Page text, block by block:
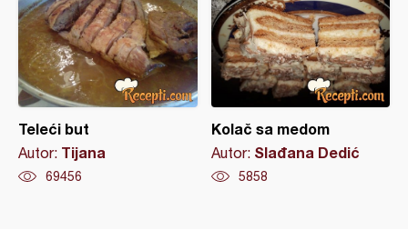
Teleći but
Autor: Tijana
69456
Kolač sa medom
Autor: Slađana Dedić
5858